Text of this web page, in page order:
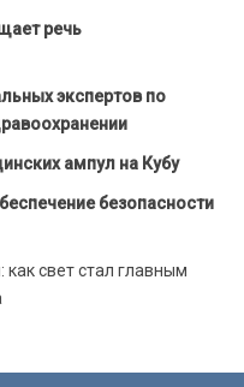
речь
экспертов по
ампул на Кубу
безопасности
свет стал главным